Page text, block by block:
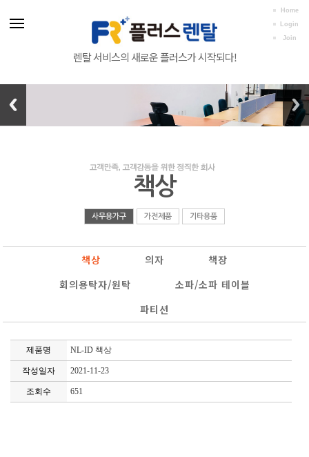
Home
Login
Join
렌탈 서비스의 새로운 플러스가 시작되다!
책상
사무용가구 가전제품 기타용품
책상 의자
책장
회의용탁자/원탁
소파/소파 테이블
파티션
제품명 NL-ID 책상
작성일자 2021-11-23
조회수 651